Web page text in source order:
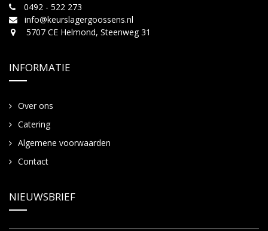
0492 - 522 273
info@keurslagergoossens.nl
5707 CE Helmond, Steenweg 31
INFORMATIE
Over ons
Catering
Algemene voorwaarden
Contact
NIEUWSBRIEF